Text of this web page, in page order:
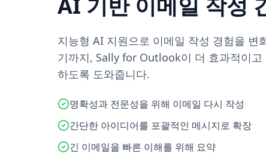
지능형 AI 지원으로 이메일 작성 경험을 변
기까지, Sally for Outlook이 더 효과적이고
하도록 도와줍니다.
명확성과 전문성을 위해 이메일 다시 작성
간단한 아이디어를 포괄적인 메시지로 확장
긴 이메일을 빠른 이해를 위해 요약